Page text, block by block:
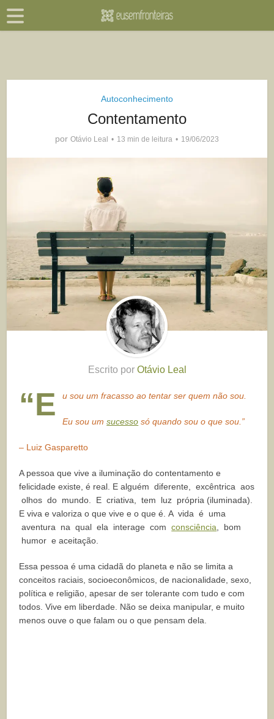
Autoconhecimento
Contentamento
por Otávio Leal 13 min de leitura 19/06/2023
Escrito por Otávio Leal
“E u sou um fracasso ao tentar ser quem não sou.
Eu sou umsucesso só quando sou o que sou.”
– Luiz Gasparetto
A pessoa que vive a iluminação do contentamento e
felicidade existe, é real. E alguém diferente, excêntrica aos
olhos do mundo. E criativa, tem luz própria (iluminada).
E viva e valoriza o que vive e o que é.A vida é uma
aventura na qual ela interage comconsciência , bom
humor eaceitação.
Essa pessoa é uma cidadã do planeta e não se limita a
conceitos raciais, socioeconômicos, de nacionalidade, sexo,
política e religião, apesar de ser tolerante com tudo e com
todos. Vive em liberdade. Não se deixa manipular, e muito
menos ouve o que falam ou o que pensam dela.